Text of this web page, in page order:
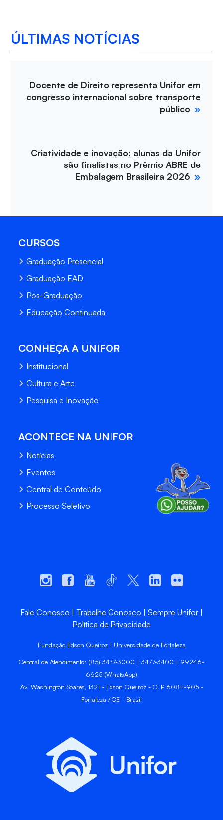
ÚLTIMAS NOTÍCIAS
Docente de Direito representa Unifor em
congresso internacional sobre transporte
público
Criatividade e inovação: alunas da Unifor
são finalistas no Prêmio ABRE de
Embalagem Brasileira 2026
CURSOS
Graduação Presencial
Graduação EAD
Pós-Graduação
Educação Continuada
CONHEÇA A UNIFOR
Institucional
Cultura e Arte
Pesquisa e Inovação
ACONTECE NA UNIFOR
Notícias
Eventos
Central de Conteúdo
Processo Seletivo
Fale Conosco Trabalhe Conosco
Sempre Unifor
Política de Privacidade
Fundação Edson Queiroz | Universidade de Fortaleza
Central de Atendimento: (85) 3477-3000 | 3477-3400 | 99246-
6625 (WhatsApp)
Av. Washington Soares, 1321 - Edson Queiroz - CEP 60811-905 -
Fortaleza / CE - Brasil